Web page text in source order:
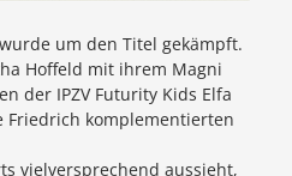
um den Titel gekämpft.
Hoffeld mit ihrem Magni
der IPZV Futurity Kids Elfa
Friedrich komplementierten
vielversprechend aussieht,